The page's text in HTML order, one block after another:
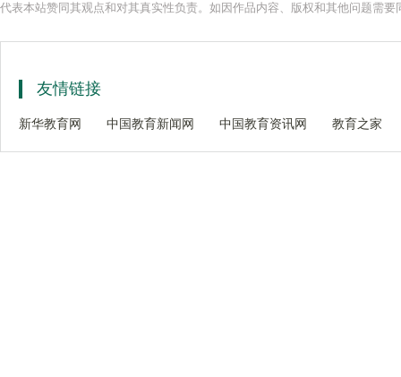
代表本站赞同其观点和对其真实性负责。如因作品内容、版权和其他问题需
友情链接
新华教育网 中国教育新闻网 中国教育资讯网 教育之家